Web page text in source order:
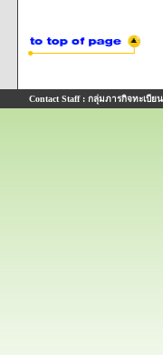
Contact Staff : กลุ่มภารกิจทะเบีย